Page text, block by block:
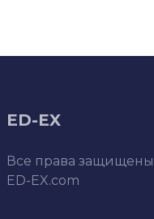
ED-EX
Все права защищены
ED-EX.com